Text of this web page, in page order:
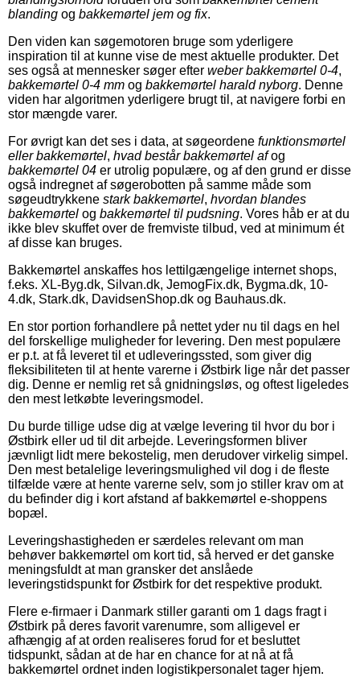
blanding og bakkemørtel jem og fix.
Den viden kan søgemotoren bruge som yderligere
inspiration til at kunne vise de mest aktuelle produkter. Det
ses også at mennesker søger efter weber bakkemørtel 0-4,
bakkemørtel 0-4 mm og bakkemørtel harald nyborg. Denne
viden har algoritmen yderligere brugt til, at navigere forbi en
stor mængde varer.
For øvrigt kan det ses i data, at søgeordene funktionsmørtel
eller bakkemørtel, hvad består bakkemørtel afog
bakkemørtel 04 er utrolig populære, og af den grund er disse
også indregnet af søgerobotten på samme måde som
søgeudtrykkene stark bakkemørtel, hvordan blandes
bakkemørtel og bakkemørtel til pudsning. Vores håb er at du
ikke blev skuffet over de fremviste tilbud, ved at minimum ét
af disse kan bruges.
Bakkemørtel anskaffes hos lettilgængelige internet shops,
f.eks. XL-Byg.dk, Silvan.dk, JemogFix.dk, Bygma.dk, 10-
4.dk, Stark.dk, DavidsenShop.dk og Bauhaus.dk.
En stor portion forhandlere på nettet yder nu til dags en hel
del forskellige muligheder for levering. Den mest populære
er p.t. at få leveret til et udleveringssted, som giver dig
fleksibiliteten til at hente varerne i Østbirk lige når det passer
dig. Denne er nemlig ret så gnidningsløs, og oftest ligeledes
den mest letkøbte leveringsmodel.
Du burde tillige udse dig at vælge levering til hvor du bor i
Østbirk eller ud til dit arbejde. Leveringsformen bliver
jævnligt lidt mere bekostelig, men derudover virkelig simpel.
Den mest betalelige leveringsmulighed vil dog i de fleste
tilfælde være at hente varerne selv, som jo stiller krav om at
du befinder dig i kort afstand af bakkemørtel e-shoppens
bopæl.
Leveringshastigheden er særdeles relevant om man
behøver bakkemørtel om kort tid, så herved er det ganske
meningsfuldt at man gransker det anslåede
leveringstidspunkt for Østbirk for det respektive produkt.
Flere e-firmaer i Danmark stiller garanti om 1 dags fragt i
Østbirk på deres favorit varenumre, som alligevel er
afhængig af at orden realiseres forud for et besluttet
tidspunkt, sådan at de har en chance for at nå at få
bakkemørtel ordnet inden logistikpersonalet tager hjem.